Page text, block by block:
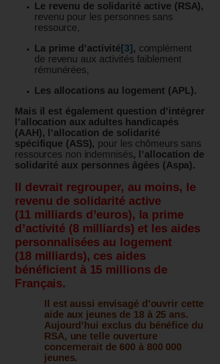
Le revenu de solidarité active (RSA),
revenu pour les personnes sans
ressource,
La prime d’activité [3] , complément
de revenu aux activités faiblement
rémunérées,
Les allocations au logement (APL).
Mais il est également question d’intégrer
l’allocation aux adultes handicapés
(AAH), l’allocation de solidarité
spécifique (ASS), pour les chômeurs sans
ressources non indemnisés, l’allocation de
solidarité aux personnes âgées (Aspa).
Il devrait regrouper, au moins, le
revenu de solidarité active
(11 milliards d’euros), la prime
d’activité (8 milliards) et les aides
personnalisées au logement
(18 milliards), ces aides
bénéficient à 15 millions de
Français.
Il est aussi envisagé d’ouvrir cette
aide aux jeunes de 18 à 25 ans.
Aujourd’hui exclus du bénéfice du
RSA, une telle ouverture
concernerait de 600 à 800 000
jeunes.